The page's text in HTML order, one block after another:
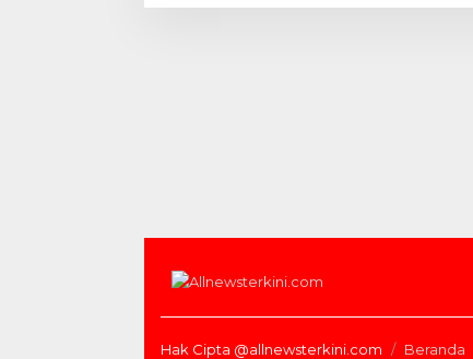
Hak Cipta @allnewsterkini.com Beranda